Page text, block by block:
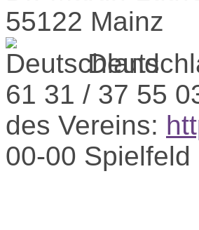
55122 Mainz
61 31 / 37 55
des Vereins:
00-00 Spielfeld